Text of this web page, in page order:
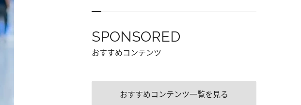
SPONSORED
おすすめコンテンツ
おすすめコンテンツ一覧を見る